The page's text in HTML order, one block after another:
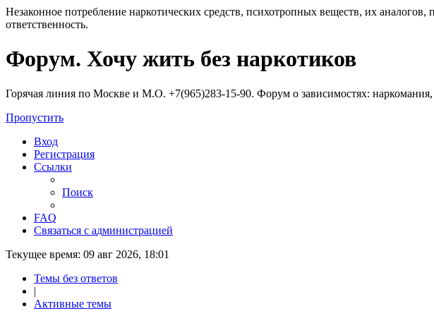
Незаконное потребление наркотических средств, психотропных веществ, их
ответственность.
Регистрация
Форум. Хочу жить без наркотиков
Горячая линия по Москве и М.О. +7(965)283-15-90. Форум о зависимостях: наркомания,
Пропустить
Вход
Регистрация
Ссылки
Поиск
FAQ
Связаться с администрацией
Текущее время: 09 авг 2026, 18:01
Темы без ответов
|
Активные темы